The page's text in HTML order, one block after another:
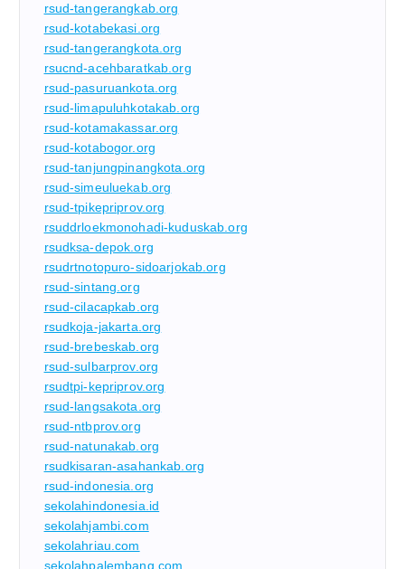
rsud-tangerangkab.org
rsud-kotabekasi.org
rsud-tangerangkota.org
rsucnd-acehbaratkab.org
rsud-pasuruankota.org
rsud-limapuluhkotakab.org
rsud-kotamakassar.org
rsud-kotabogor.org
rsud-tanjungpinangkota.org
rsud-simeuluekab.org
rsud-tpikepriprov.org
rsuddrloekmonohadi-kuduskab.org
rsudksa-depok.org
rsudrtnotopuro-sidoarjokab.org
rsud-sintang.org
rsud-cilacapkab.org
rsudkoja-jakarta.org
rsud-brebeskab.org
rsud-sulbarprov.org
rsudtpi-kepriprov.org
rsud-langsakota.org
rsud-ntbprov.org
rsud-natunakab.org
rsudkisaran-asahankab.org
rsud-indonesia.org
sekolahindonesia.id
sekolahjambi.com
sekolahriau.com
sekolahpalembang.com